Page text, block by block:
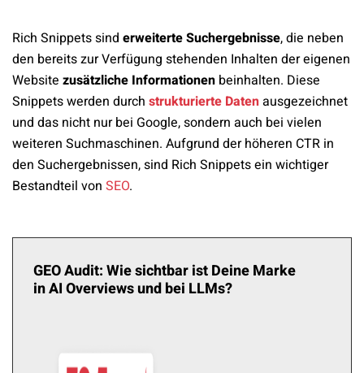
Rich Snippets sind erweiterte Suchergebnisse, die neben
den bereits zur Verfügung stehenden Inhalten der eigenen
Website zusätzliche Informationen beinhalten. Diese
Snippets werden durch strukturierte Datenausgezeichnet
und das nicht nur bei Google, sondern auch bei vielen
weiteren Suchmaschinen. Aufgrund der höheren CTR in
den Suchergebnissen, sind Rich Snippets ein wichtiger
Bestandteil von SEO.
GEO Audit: Wie sichtbar ist Deine Marke
in AI Overviews und bei LLMs?